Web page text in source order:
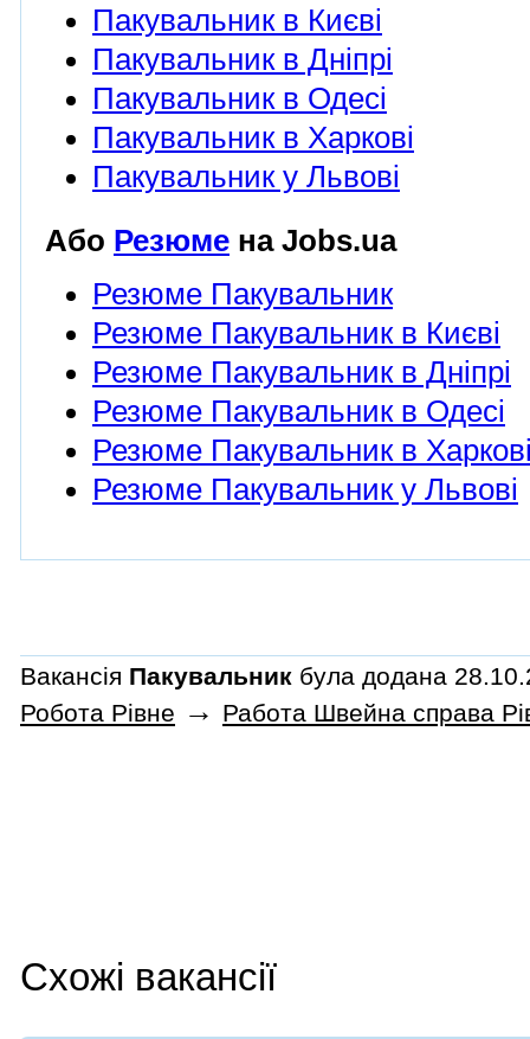
Пакувальник в Києві
Пакувальник в Дніпрі
Пакувальник в Одесі
Пакувальник в Харкові
Пакувальник у Львові
Або Резюме на Jobs.ua
Резюме Пакувальник
Резюме Пакувальник в Києві
Резюме Пакувальник в Дніпрі
Резюме Пакувальник в Одесі
Резюме Пакувальник в
Резюме Пакувальник у Львові
Вакансія Пакувальник була додана
Робота Рівне → Работа Швейна справа
Схожі вакансії